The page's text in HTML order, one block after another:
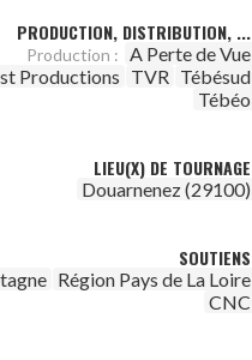
PRODUCTION, DISTRIBUTION, ...
Production : A Perte de Vue
Productions TVR Tébésud
Tébéo
LIEU(X) DE TOURNAGE
Douarnenez (29100)
SOUTIENS
Région Pays de La Loire
CNC